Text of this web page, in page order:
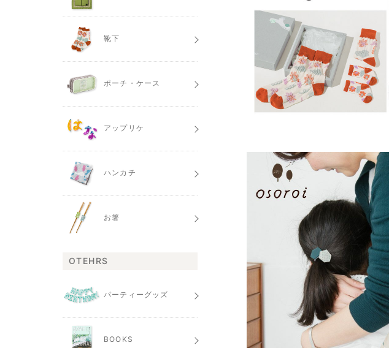
靴下
ポーチ・ケース
アップリケ
ハンカチ
お箸
OTEHRS
パーティーグッズ
BOOKS